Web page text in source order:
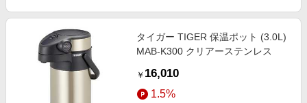
タイガー TIGER 保温ポット (3.0L)
MAB-K300 クリアーステンレス
￥ 16,010
1.5%